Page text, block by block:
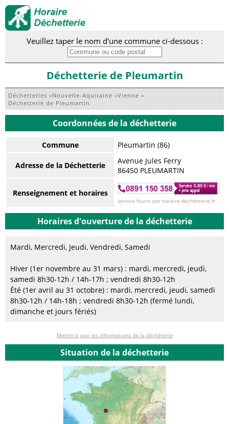
Veuillez taper le nom d'une commune ci-dessous :
Déchetterie de Pleumartin
Déchetteries »Nouvelle-Aquitaine »Vienne »
Déchetterie de Pleumartin
Coordonnées de la déchetterie
Commune Pleumartin (86)
Adresse de la Déchetterie
Avenue Jules Ferry
86450 PLEUMARTIN
Renseignement et horaires
service fourni par horaire-dechetterie.fr
Horaires d'ouverture de la déchetterie
Mardi, Mercredi, Jeudi, Vendredi, Samedi
Hiver (1er novembre au 31 mars) : mardi, mercredi, jeudi,
samedi 8h30-12h / 14h-17h ; vendredi 8h30-12h
Été (1er avril au 31 octobre) : mardi, mercredi, jeudi, samedi
8h30-12h / 14h-18h ; vendredi 8h30-12h (fermé lundi,
dimanche et jours fériés)
Mettre à jour les informations de la déchèterie
Situation de la déchetterie